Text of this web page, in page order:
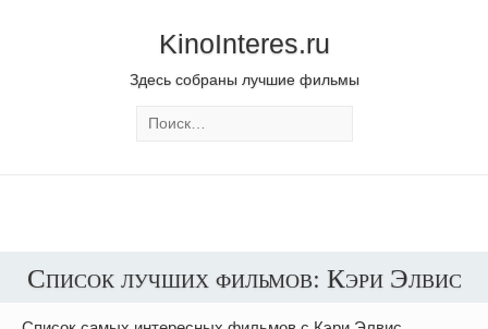
KinoInteres.ru
Здесь собраны лучшие фильмы
Список лучших фильмов: Кэри Элвис